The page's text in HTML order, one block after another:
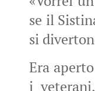
se il
si
Era
i